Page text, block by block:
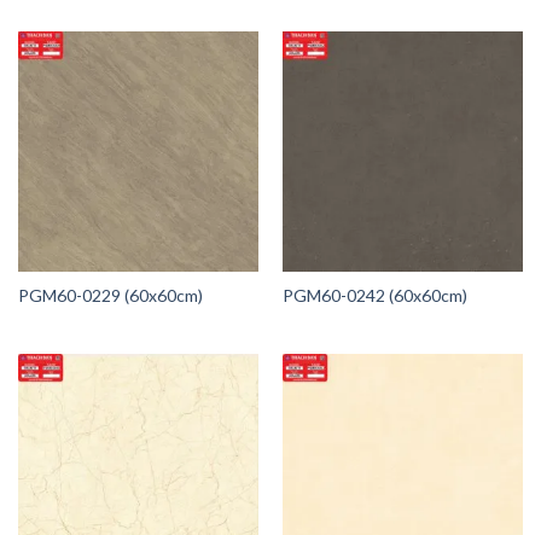
PGM60-0229 (60x60cm) PGM60-0242 (60x60cm)